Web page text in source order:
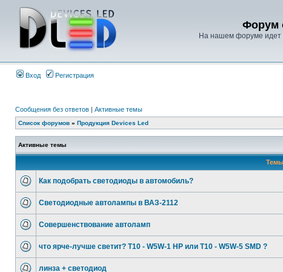
Форум
На нашем форуме идет
Вход Регистрация
Сообщения без ответов | Активные темы
Список форумов » Продукция Devices Led
Активные темы
Темы
Как подобрать светодиоды в автомобиль?
Светодиодные автолампы в ВАЗ-2112
Совершенствование автоламп
что ярче-лучше светит? T10 - W5W-1 HP или T10 - W5W-5 SMD ?
линза + светодиод